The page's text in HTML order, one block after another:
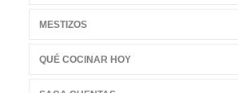
MESTIZOS
QUÉ COCINAR HOY